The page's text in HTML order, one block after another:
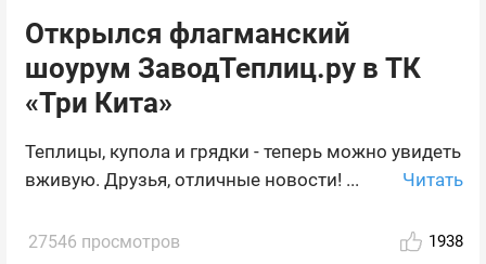
Открылся флагманский
шоурум ЗаводТеплиц.ру в ТК
«Три Кита»
Теплицы, купола и грядки - теперь можно увидеть
вживую. Друзья, отличные новости! ...
Читать
27546 просмотров 1938